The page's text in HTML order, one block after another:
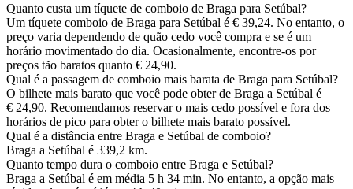
Quanto custa um tíquete de comboio de Braga para Setúbal?
Um tíquete comboio de Braga para Setúbal é € 39,24. No entanto, o
preço varia dependendo de quão cedo você compra e se é um
horário movimentado do dia. Ocasionalmente, encontre-os por
preços tão baratos quanto € 24,90.
Qual é a passagem de comboio mais barata de Braga para Setúbal?
O bilhete mais barato que você pode obter de Braga a Setúbal é
€ 24,90. Recomendamos reservar o mais cedo possível e fora dos
horários de pico para obter o bilhete mais barato possível.
Qual é a distância entre Braga e Setúbal de comboio?
Braga a Setúbal é 339,2 km.
Quanto tempo dura o comboio entre Braga e Setúbal?
Braga a Setúbal é em média 5 h 34 min. No entanto, a opção mais